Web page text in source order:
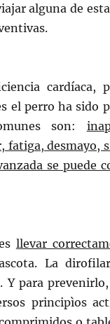
alguna de
cardíaca,
el perro ha sido
son:
desmayo,
se puede
llevar
La
Y para
principìos